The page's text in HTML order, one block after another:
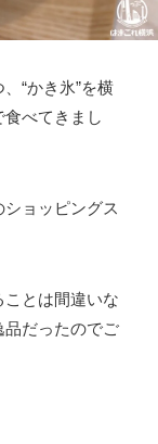
“かき氷”を横
食べてきまし
ョッピングス
とは間違いな
品だったのでご